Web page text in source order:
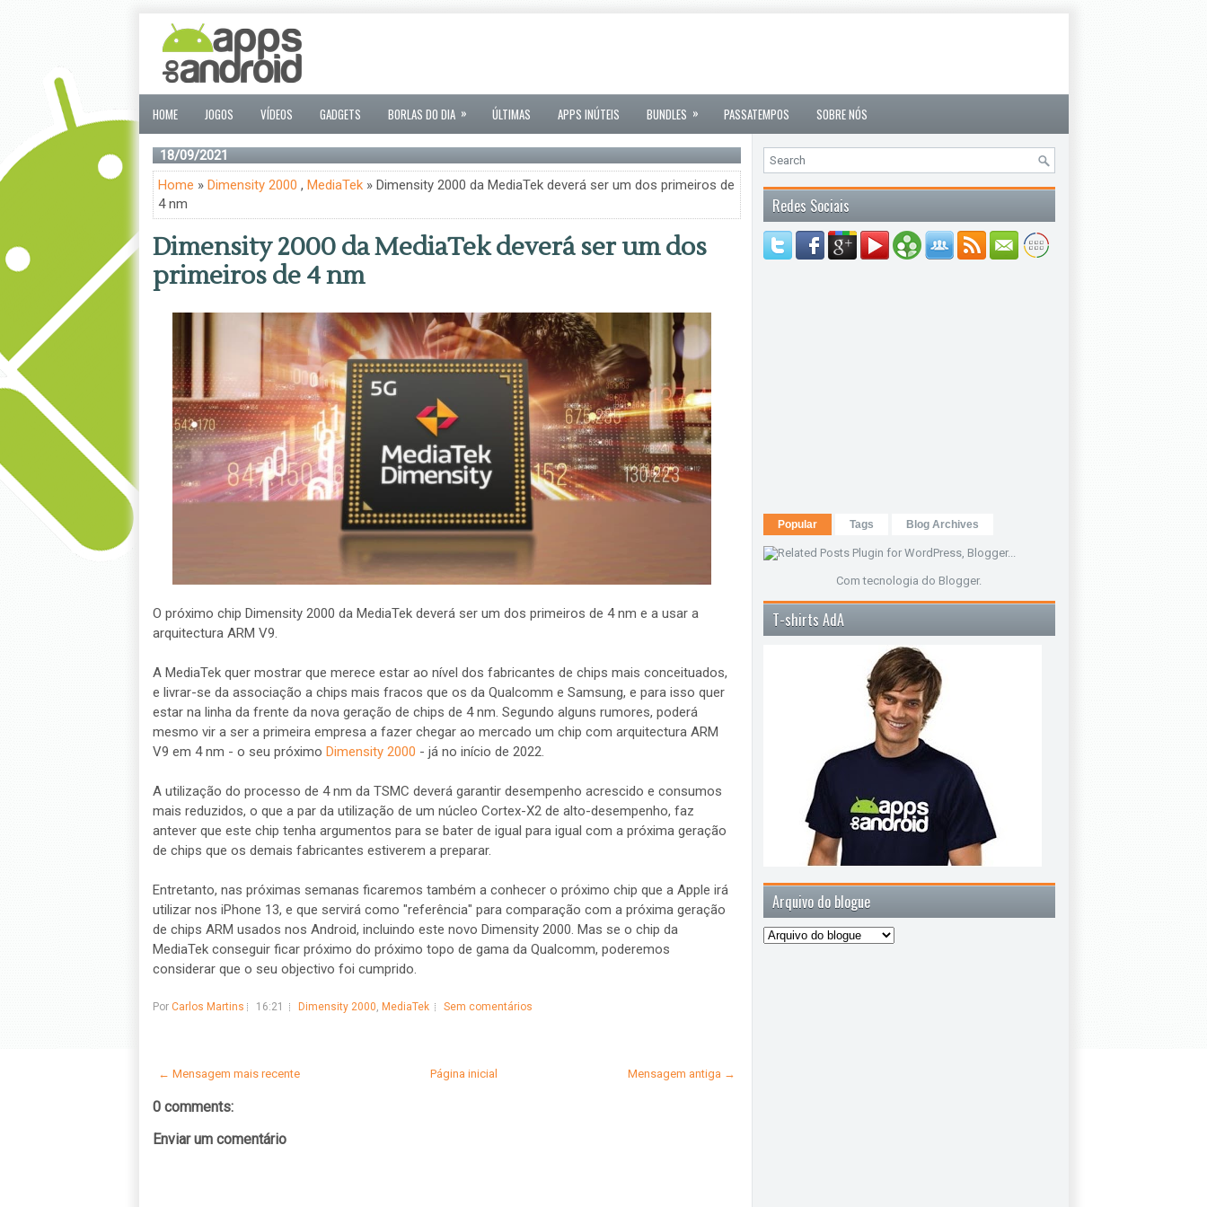
HOME JOGOS VÍDEOS GADGETS BORLAS DO DIA » ÚLTIMAS APPS INÚTEIS BUNDLES » PASSATEMPOS SOBRE NÓS
18/09/2021
Home » Dimensity 2000 , MediaTek» Dimensity 2000 da MediaTek deverá ser um dos primeiros de
4 nm
Dimensity 2000 da MediaTek deverá ser um dos
primeiros de 4 nm
O próximo chip Dimensity 2000 da MediaTek deverá ser um dos primeiros de 4 nm e a usar a
arquitectura ARM V9.
A MediaTek quer mostrar que merece estar ao nível dos fabricantes de chips mais conceituados,
e livrar-se da associação a chips mais fracos que os da Qualcomm e Samsung, e para isso quer
estar na linha da frente da nova geração de chips de 4 nm. Segundo alguns rumores, poderá
mesmo vir a ser a primeira empresa a fazer chegar ao mercado um chip com arquitectura ARM
V9 em 4 nm - o seu próximo Dimensity 2000 - já no início de 2022.
A utilização do processo de 4 nm da TSMC deverá garantir desempenho acrescido e consumos
mais reduzidos, o que a par da utilização de um núcleo Cortex-X2 de alto-desempenho, faz
antever que este chip tenha argumentos para se bater de igual para igual com a próxima geração
de chips que os demais fabricantes estiverem a preparar.
Entretanto, nas próximas semanas ficaremos também a conhecer o próximo chip que a Apple irá
utilizar nos iPhone 13, e que servirá como "referência" para comparação com a próxima geração
de chips ARM usados nos Android, incluindo este novo Dimensity 2000. Mas se o chip da
MediaTek conseguir ficar próximo do próximo topo de gama da Qualcomm, poderemos
considerar que o seu objectivo foi cumprido.
Por Carlos Martins 16:21 Dimensity 2000, MediaTek Sem comentários
← Mensagem mais recente Mensagem antiga →
Página inicial
0 comments:
Enviar um comentário
Redes Sociais
Popular Tags Blog Archives
Com tecnologia do Blogger.
T-shirts AdA
Arquivo do blogue